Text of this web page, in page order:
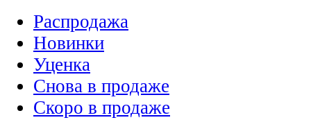
Распродажа
Новинки
Уценка
Снова в продаже
Скоро в продаже